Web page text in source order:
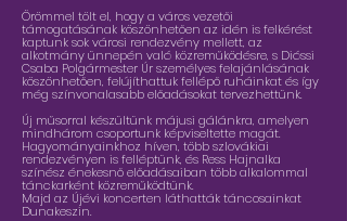
Örömmel tölt el, hogy a város vezetői
támogatásának köszönhetően az idén is felkérést
kaptunk sok városi rendezvény mellett, az
alkotmány ünnepén való közreműködésre, s Dióssi
Csaba Polgármester Úr személyes felajánlásának
köszönhetően, felújíthattuk fellépő ruháinkat és így
még színvonalasabb előadásokat tervezhettünk.
Új műsorral készültünk májusi gálánkra, amelyen
mindhárom csoportunk képviseltette magát.
Hagyományainkhoz híven, több szlovákiai
rendezvényen is felléptünk, és Ress Hajnalka
színész énekesnő előadásaiban több alkalommal
tánckarként közreműködtünk.
Majd az Újévi koncerten láthatták táncosainkat
Dunakeszin.